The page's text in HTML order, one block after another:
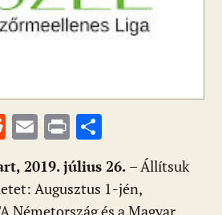
R
d
di
E
m
ai
l
Pr
in
t
ss
za
m
2019. július 26. – Állítsuk
Augusztus 1-jén,
Németország és a Magyar